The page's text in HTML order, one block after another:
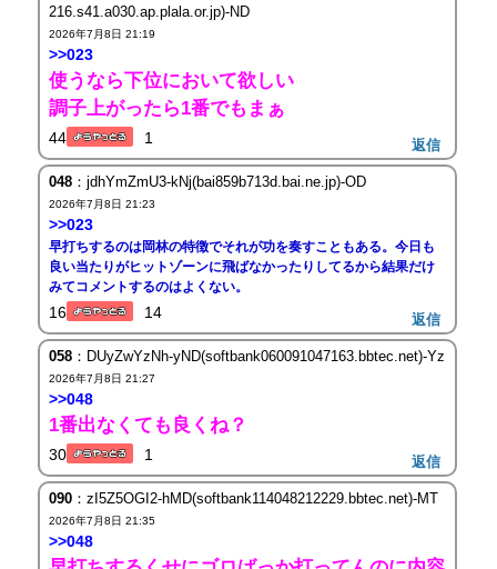
216.s41.a030.ap.plala.or.jp)-ND
2026年7月8日 21:19
>>023
使うなら下位において欲しい
調子上がったら1番でもまぁ
44 1 返信
048：jdhYmZmU3-kNj(bai859b713d.bai.ne.jp)-OD
2026年7月8日 21:23
>>023
早打ちするのは岡林の特徴でそれが功を奏すこともある。今日も
良い当たりがヒットゾーンに飛ばなかったりしてるから結果だけ
みてコメントするのはよくない。
16 14 返信
058：DUyZwYzNh-yND(softbank060091047163.bbtec.net)-Yz
2026年7月8日 21:27
>>048
1番出なくても良くね？
30 1 返信
090：zI5Z5OGI2-hMD(softbank114048212229.bbtec.net)-MT
2026年7月8日 21:35
>>048